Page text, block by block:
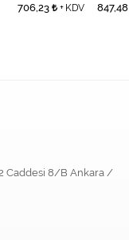
706,23 + KDV 847,48
Caddesi 8/B Ankara /